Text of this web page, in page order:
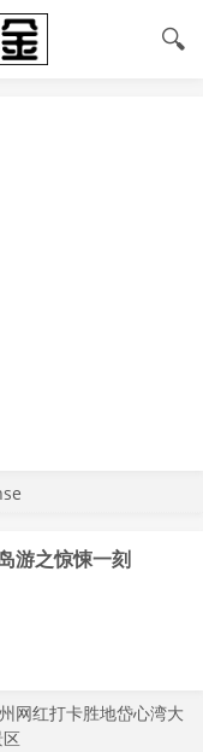
🔍
游之惊悚一刻
网红打卡胜地岱心湾大